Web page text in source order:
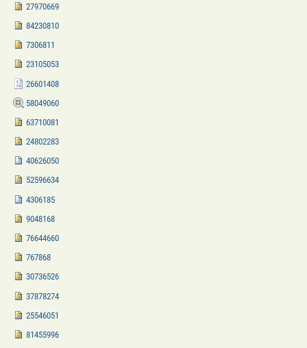
27970669
84230810
7306811
23105053
26601408
58049060
63710081
24802283
40626050
52596634
4306185
9048168
76644660
767868
30736526
37878274
25546051
81455996